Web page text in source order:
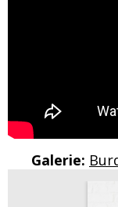
Galerie: